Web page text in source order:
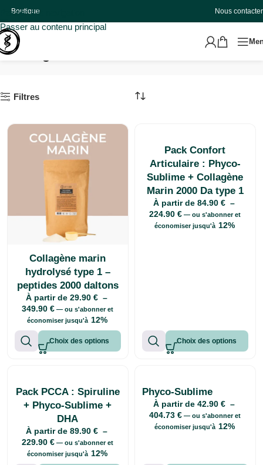
Passer à la navigation
Passer au contenu principal
Boutique Nous contacter
anti-âge
Filtres
Collagène marin
hydrolysé type 1 –
peptides 2000 daltons
À partir de 29.90 € –
349.90€ — ou s'abonner et
économiser jusqu'à 12%
Choix des options
Pack Confort
Articulaire : Phyco-
Sublime + Collagène
Marin 2000 Da type 1
À partir de 84.90 € –
224.90€ — ou s'abonner et
économiser jusqu'à 12%
Choix des options
Pack PCCA : Spiruline
+ Phyco-Sublime +
DHA
À partir de 89.90 € –
229.90€ — ou s'abonner et
économiser jusqu'à 12%
Phyco-Sublime
À partir de 42.90 € –
404.73€ — ou s'abonner et
économiser jusqu'à 12%